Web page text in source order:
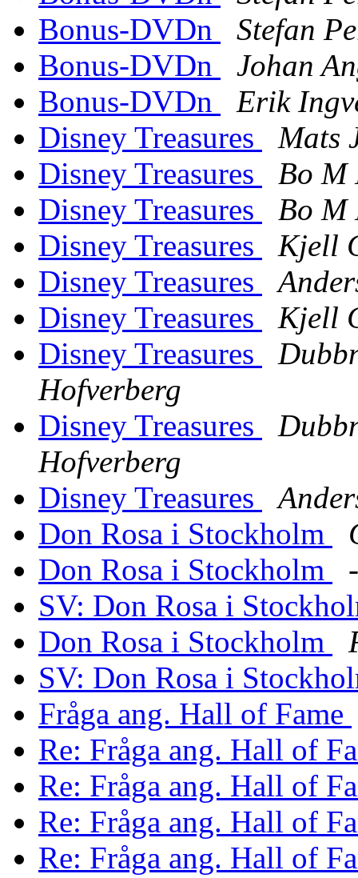
Bonus-DVDn
Stefan
Bonus-DVDn
Johan
Bonus-DVDn
Erik
Disney Treasures
Mats
Disney Treasures
Bo M
Disney Treasures
Bo M
Disney Treasures
Kjell
Disney Treasures
Disney Treasures
Kjell
Disney Treasures
Hofverberg
Disney Treasures
Hofverberg
Disney Treasures
Don Rosa i Stockholm
Don Rosa i Stockholm
SV: Don Rosa i
Don Rosa i Stockholm
SV: Don Rosa i
Fråga ang. Hall of Fame
Re: Fråga ang. Hall of
Re: Fråga ang. Hall of
Re: Fråga ang. Hall of
Re: Fråga ang. Hall of